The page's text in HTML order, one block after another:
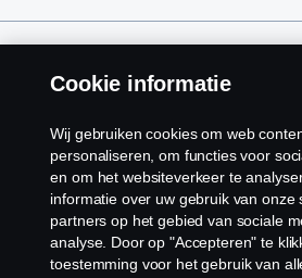
Scania in Your Region: België
Algemene voorwaarden
Cookie informatie
Wij gebruiken cookies om web
personaliseren, om functies voor
en om het websiteverkeer te
informatie over uw gebruik van onze
partners op het gebied van sociale
analyse. Door op "Accepteren" te
toestemming voor het gebruik van